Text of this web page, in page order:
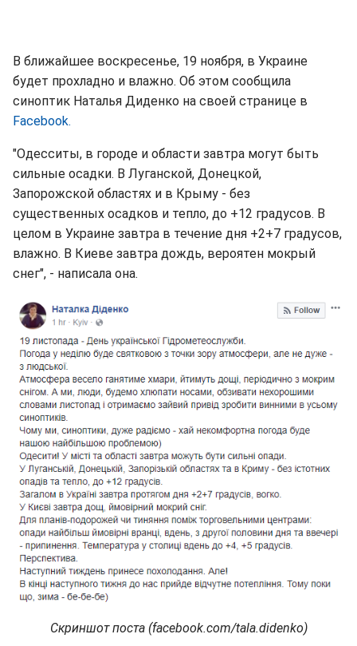
В ближайшее воскресенье, 19 ноября, в Украине
будет прохладно и влажно. Об этом сообщила
синоптик Наталья Диденко на своей странице в
Facebook.
"Одесситы, в городе и области завтра могут быть
сильные осадки. В Луганской, Донецкой,
Запорожской областях и в Крыму - без
существенных осадков и тепло, до +12 градусов. В
целом в Украине завтра в течение дня +2+7 градусов,
влажно. В Киеве завтра дождь, вероятен мокрый
снег", - написала она.
Скриншот поста (facebook.com/tala.didenko)